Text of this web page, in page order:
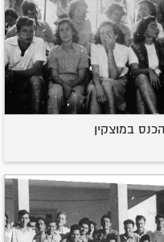
הכנס במוצקין